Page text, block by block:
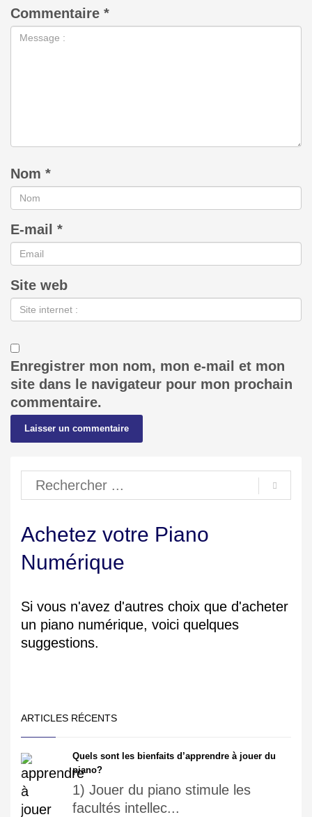
Commentaire *
Nom *
E-mail *
Site web
Enregistrer mon nom, mon e-mail et mon
site dans le navigateur pour mon prochain
commentaire.
Achetez votre Piano
Numérique
Si vous n'avez d'autres choix que d'acheter
un piano numérique, voici quelques
suggestions.
ARTICLES RÉCENTS
Quels sont les bienfaits d’apprendre à jouer du
piano?
1) Jouer du piano stimule les
facultés intellec...